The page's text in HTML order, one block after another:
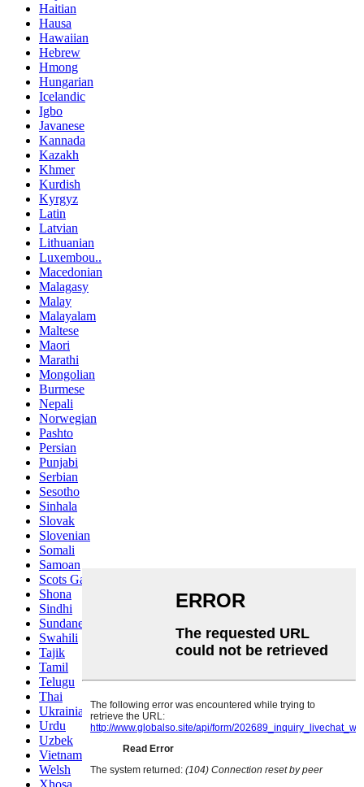
Haitian
Hausa
Hawaiian
Hebrew
Hmong
Hungarian
Icelandic
Igbo
Javanese
Kannada
Kazakh
Khmer
Kurdish
Kyrgyz
Latin
Latvian
Lithuanian
Luxembou..
Macedonian
Malagasy
Malay
Malayalam
Maltese
Maori
Marathi
Mongolian
Burmese
Nepali
Norwegian
Pashto
Persian
Punjabi
Serbian
Sesotho
Sinhala
Slovak
Slovenian
Somali
Samoan
Scots Gaelic
Shona
Sindhi
Sundanese
Swahili
Tajik
Tamil
Telugu
Thai
Ukrainian
Urdu
Uzbek
Vietnamese
Welsh
Xhosa